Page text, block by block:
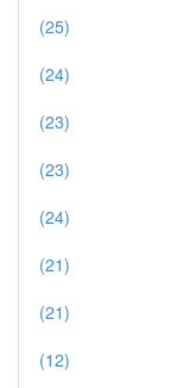
(25)
(24)
(23)
(23)
(24)
(21)
(21)
(12)